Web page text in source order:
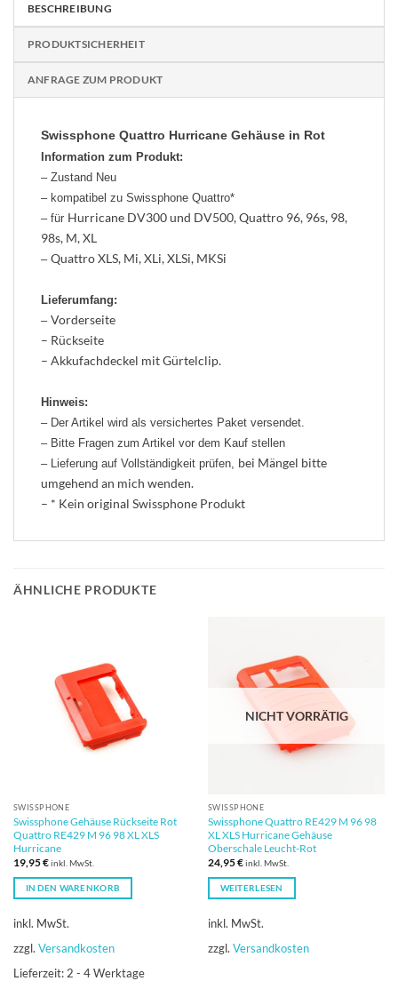
BESCHREIBUNG
PRODUKTSICHERHEIT
ANFRAGE ZUM PRODUKT
Swissphone Quattro Hurricane Gehäuse in Rot
Information zum Produkt:
– Zustand Neu
– kompatibel zu Swissphone Quattro*
– für Hurricane DV300 und DV500, Quattro 96, 96s, 98,
98s, M, XL
– Quattro XLS, Mi, XLi, XLSi, MKSi
Lieferumfang:
– Vorderseite
– Rückseite
– Akkufachdeckel mit Gürtelclip.
Hinweis:
– Der Artikel wird als versichertes Paket versendet.
– Bitte Fragen zum Artikel vor dem Kauf stellen
– Lieferung auf Vollständigkeit prüfen, bei Mängel bitte
umgehend an mich wenden.
– * Kein original Swissphone Produkt
ÄHNLICHE PRODUKTE
SWISSPHONE
Swissphone Gehäuse Rückseite Rot
Quattro RE429 M 96 98 XL XLS
Hurricane
19,95€inkl. MwSt.
IN DEN WARENKORB
inkl. MwSt.
zzgl. Versandkosten
Lieferzeit: 2 - 4 Werktage
NICHT VORRÄTIG
SWISSPHONE
Swissphone Quattro RE429 M 96 98
XL XLS Hurricane Gehäuse
Oberschale Leucht-Rot
24,95€inkl. MwSt.
WEITERLESEN
inkl. MwSt.
zzgl. Versandkosten